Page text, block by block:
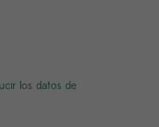
los datos de